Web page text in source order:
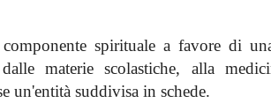
componente spirituale a favore di
materie scolastiche, alla
un'entità suddivisa in schede.